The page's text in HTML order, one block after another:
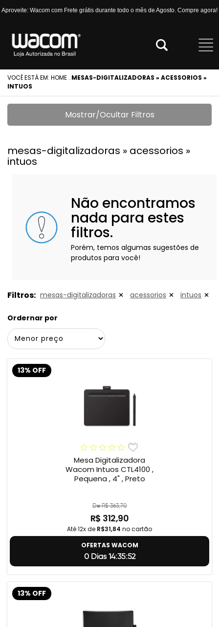
Aproveite: Wacom com Frete grátis durante todo o mês de Agosto. Compre agora!
VOCÊ ESTÁ EM: HOME . MESAS-DIGITALIZADORAS » ACESSORIOS »
INTUOS
Mostrar/Ocultar Filtros
mesas-digitalizadoras » acessorios »
intuos
Não encontramos
nada para estes
filtros.
Porém, temos algumas sugestões de
produtos para você!
Filtros: mesas-digitalizadoras acessorios intuos
Ordernar por
13% OFF
Mesa Digitalizadora
Wacom Intuos CTL4100 ,
Pequena , 4" , Preto
De R$ 363,70
R$ 312,90
Até 12x de R$31,84 no cartão
OFERTAS WACOM
0 Dias 14:35:51
13% OFF